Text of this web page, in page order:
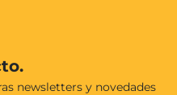
newsletters y novedades